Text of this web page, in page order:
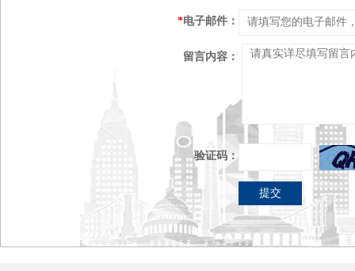
*电子邮件：
留言内容：
验证码：